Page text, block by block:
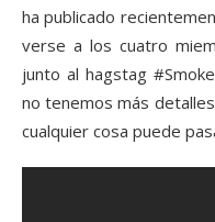
ha publicado
verse a los cuatro
junto al hagstag
no tenemos más
cualquier cosa puede